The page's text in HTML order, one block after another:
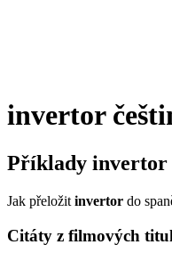
invertor
Příklady invertor
Jak přeložit invertor do
Citáty z filmových